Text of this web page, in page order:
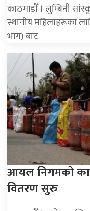
काठमाडाैँ । लुम्बिनी
स्थानीय महिलाहरूका
भाग) बाट
आयल निगमकाे
वितरण सुरु